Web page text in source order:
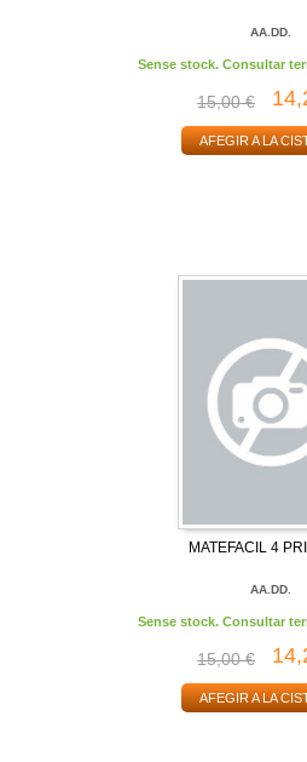
AA.DD.
Sense stock. Consultar
15,00 €
AFEGIR A LA
MATEFACIL 4
AA.DD.
Sense stock. Consultar
15,00 €
AFEGIR A LA